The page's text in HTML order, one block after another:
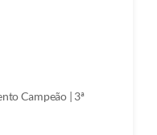
Campeão | 3ª